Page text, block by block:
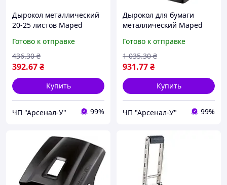
Дырокол металлический
20-25 листов Maped
MP.402411
Готово к отправке
392.67₴
436.30 ₴
Купить
ЧП "Арсенал-У" 99%
Дырокол для бумаги
металлический Maped
Готово к отправке
931.77₴
1 035.30 ₴
Купить
ЧП "Арсенал-У" 99%